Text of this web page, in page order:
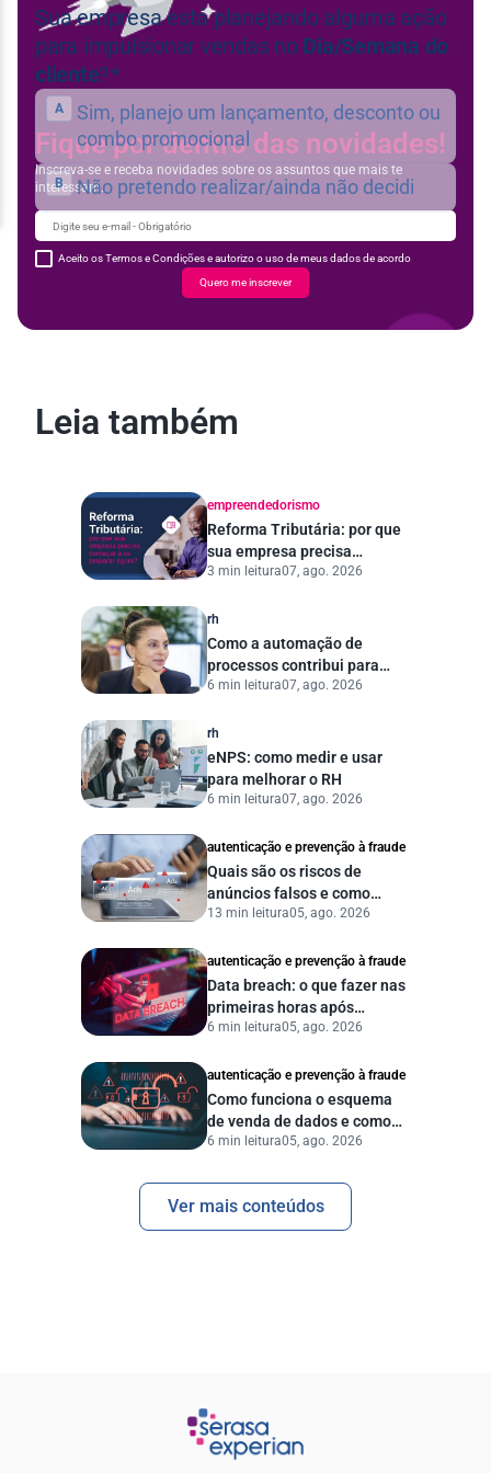
Fique por dentro das novidades!
Inscreva-se e receba novidades sobre os assuntos que mais te
interessam.
Aceito os Termos e Condições e autorizo o uso de meus dados de acordo
Quero me inscrever
Leia também
empreendedorismo
Reforma Tributária: por que
sua empresa precisa
começar a se preparar
3 min leitura07, ago. 2026
rh
Como a automação de
processos contribui para
uma gestão pública mais
6 min leitura07, ago. 2026
rh
eNPS: como medir e usar
para melhorar o RH
6 min leitura07, ago. 2026
autenticação e prevenção à fraude
Quais são os riscos de
anúncios falsos e como
proteger seu negócio?
13 min leitura05, ago. 2026
autenticação e prevenção à fraude
Data breach: o que fazer nas
primeiras horas após
vazamento de dados?
6 min leitura05, ago. 2026
autenticação e prevenção à fraude
Como funciona o esquema
de venda de dados e como
proteger sua empresa?
6 min leitura05, ago. 2026
Ver mais conteúdos